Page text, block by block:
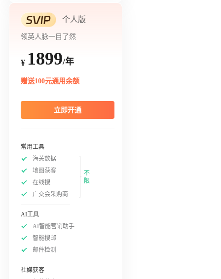
个人版
领英人脉一目了然
¥ 1899/年
赠送100元通用余额
立即开通
常用工具
海关数据
地图获客
在线搜
广交会采购商
不
限
AI工具
AI智能营销助手
智能搜邮
邮件检测
社媒获客